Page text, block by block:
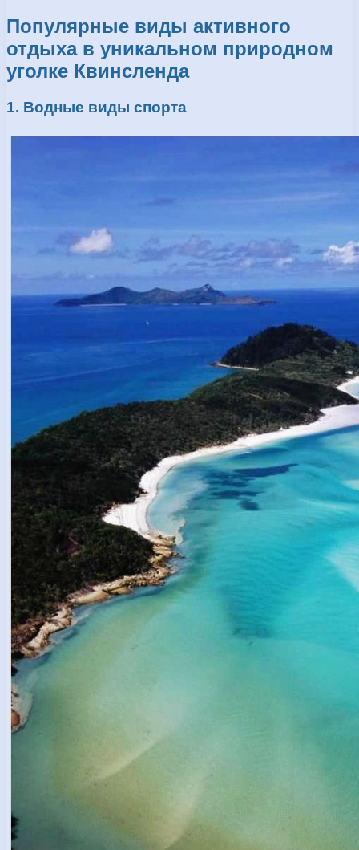
Популярные виды активного
отдыха в уникальном природном
уголке Квинсленда
1. Водные виды спорта